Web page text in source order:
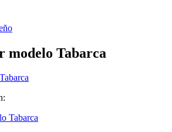
modelo Tabarca